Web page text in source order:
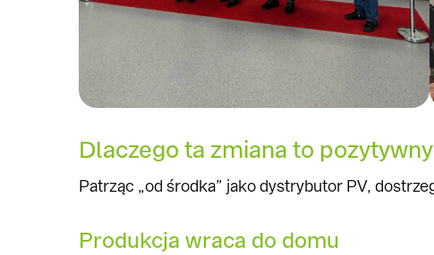
Dlaczego ta zmiana to pozytywny
Patrząc „od środka” jako dystrybutor PV,
Produkcja wraca do domu